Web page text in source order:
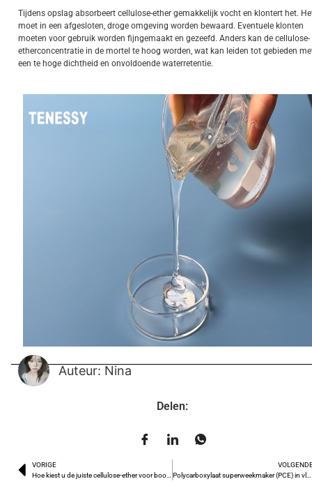
Tijdens opslag absorbeert cellulose-ether gemakkelijk vocht en klontert het.
moet in een afgesloten, droge omgeving worden bewaard. Eventuele klonten
moeten voor gebruik worden fijngemaakt en gezeefd. Anders kan de cellulose-
etherconcentratie in de mortel te hoog worden, wat kan leiden tot gebieden
een te hoge dichtheid en onvoldoende waterretentie.
Auteur: Nina
Delen:
VORIGE